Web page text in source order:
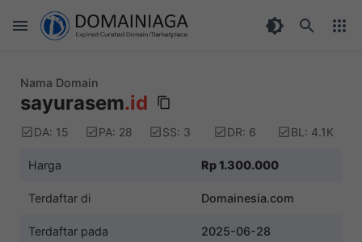
Nama Domain
sayurasem.id
DA: 15 PA: 28 SS: 3 DR: 6 BL: 4.1K
Harga Rp 1.300.000
Terdaftar di Domainesia.com
Terdaftar pada 2025-06-28